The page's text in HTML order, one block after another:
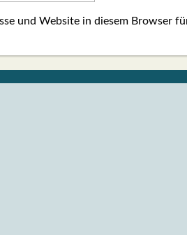
und Website in diesem Browser